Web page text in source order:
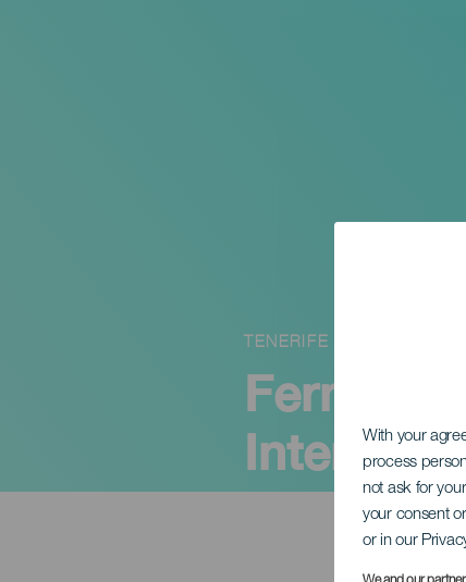
With your
process
not ask for
your consent
or in our
TENERIFE